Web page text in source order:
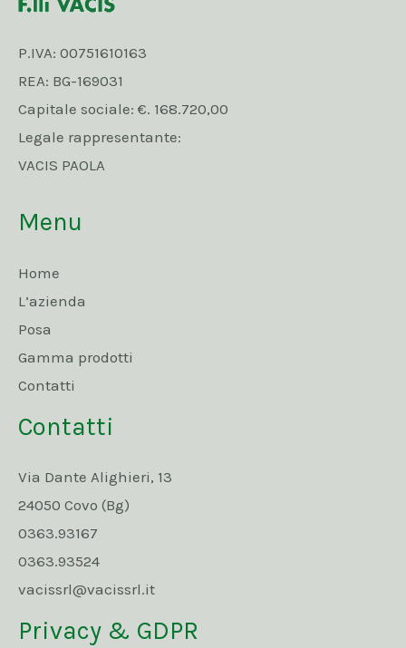
P.IVA: 00751610163
REA: BG-169031
Capitale sociale: €. 168.720,00
Legale rappresentante:
VACIS PAOLA
Menu
Home
L’azienda
Posa
Gamma prodotti
Contatti
Contatti
Via Dante Alighieri, 13
24050 Covo (Bg)
0363.93167
0363.93524
vacissrl@vacissrl.it
Privacy & GDPR